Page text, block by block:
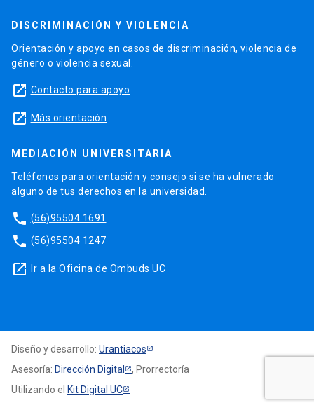
DISCRIMINACIÓN Y VIOLENCIA
Orientación y apoyo en casos de discriminación, violencia de
género o violencia sexual.
launch Contacto para apoyo
launch Más orientación
MEDIACIÓN UNIVERSITARIA
Teléfonos para orientación y consejo si se ha vulnerado
alguno de tus derechos en la universidad.
phone (56)95504 1691
phone (56)95504 1247
launch Ir a la Oficina de Ombuds UC
Diseño y desarrollo: Urantiacos
Asesoría: Dirección Digital
, Prorrectoría
Utilizando el Kit Digital UC